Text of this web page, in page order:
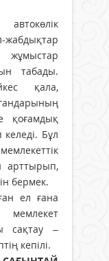
жұмыстар
табады.
қала,
қоғамдық
келеді. Бұл
арттырып,
бермек.
ел ғана
мемлекет
сақтау –
кепілі.